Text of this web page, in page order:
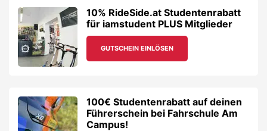
10% RideSide.at Studentenrabatt
für iamstudent PLUS Mitglieder
GUTSCHEIN EINLÖSEN
100€ Studentenrabatt auf deinen
Führerschein bei Fahrschule Am
Campus!